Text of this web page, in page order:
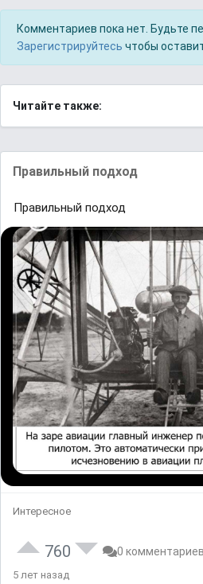
Комментариев пока нет. Будьте
Зарегистрируйтесь чтобы
Читайте также:
Правильный подход
Правильный подход
Интересное
760 0 комментариев
5 лет назад